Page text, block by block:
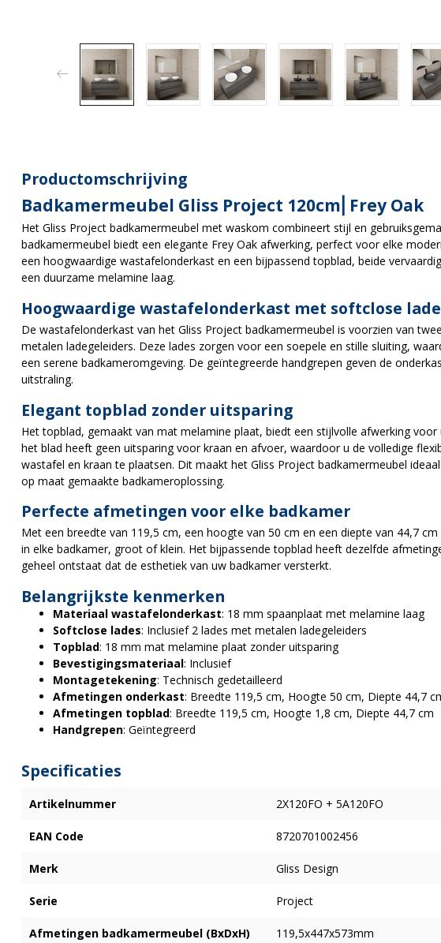
Productomschrijving
Badkamermeubel Gliss Project 120cm⎢Frey Oak
Het Gliss Project badkamermeubel met waskom combineert stijl en
badkamermeubel biedt een elegante Frey Oak afwerking, perfect voor elke
een hoogwaardige wastafelonderkast en een bijpassend topblad, beide
een duurzame melamine laag.
Hoogwaardige wastafelonderkast met softclose
De wastafelonderkast van het Gliss Project badkamermeubel is voorzien van
metalen ladegeleiders. Deze lades zorgen voor een soepele en stille sluiting,
een serene badkameromgeving. De geïntegreerde handgrepen geven de
uitstraling.
Elegant topblad zonder uitsparing
Het topblad, gemaakt van mat melamine plaat, biedt een stijlvolle afwerking
het blad heeft geen uitsparing voor kraan en afvoer, waardoor u de volledige
wastafel en kraan te plaatsen. Dit maakt het Gliss Project badkamermeubel
op maat gemaakte badkameroplossing.
Perfecte afmetingen voor elke badkamer
Met een breedte van 119,5 cm, een hoogte van 50 cm en een diepte van 44,7
in elke badkamer, groot of klein. Het bijpassende topblad heeft dezelfde
geheel ontstaat dat de esthetiek van uw badkamer versterkt.
Belangrijkste kenmerken
Materiaal wastafelonderkast: 18 mm spaanplaat met melamine laag
Softclose lades: Inclusief 2 lades met metalen ladegeleiders
Topblad: 18 mm mat melamine plaat zonder uitsparing
Bevestigingsmateriaal: Inclusief
Montagetekening: Technisch gedetailleerd
Afmetingen onderkast: Breedte 119,5 cm, Hoogte 50 cm, Diepte 44,7
Afmetingen topblad: Breedte 119,5 cm, Hoogte 1,8 cm, Diepte 44,7 cm
Handgrepen: Geïntegreerd
Specificaties
Artikelnummer 2X120FO + 5A120FO
EAN Code 8720701002456
Merk Gliss Design
Serie Project
Afmetingen badkamermeubel (BxDxH) 119,5x447x573mm